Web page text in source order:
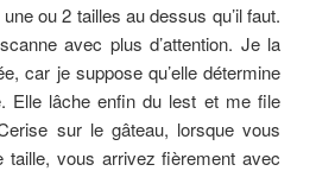
ou 2 tailles au dessus qu’il faut.
avec plus d’attention. Je la
car je suppose qu’elle détermine
Elle lâche enfin du lest et me file
sur le gâteau, lorsque vous
taille, vous arrivez fièrement avec